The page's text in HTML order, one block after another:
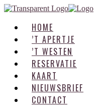
HOME
’T APERTJE
’T WESTEN
RESERVATIE
KAART
NIEUWSBRIEF
CONTACT